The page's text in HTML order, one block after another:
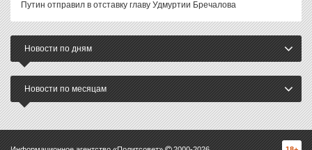
Путин отправил в отставку главу Удмуртии Бречалова
Новости по дням
Новости по месяцам